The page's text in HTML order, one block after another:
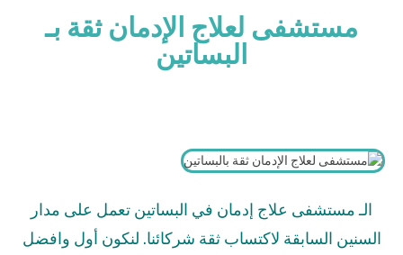
مستشفى لعلاج الإدمان ثقة بـ
البساتين
الـ مستشفى علاج إدمان في البساتين تعمل على مدار
السنين السابقة لاكتساب ثقة شركائنا. لنكون أول وافضل